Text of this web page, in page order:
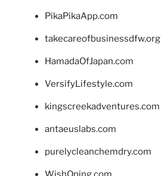
PikaPikaApp.com
takecareofbusinessdfw.org
HamadaOfJapan.com
VersifyLifestyle.com
kingscreekadventures.com
antaeuslabs.com
purelycleanchemdry.com